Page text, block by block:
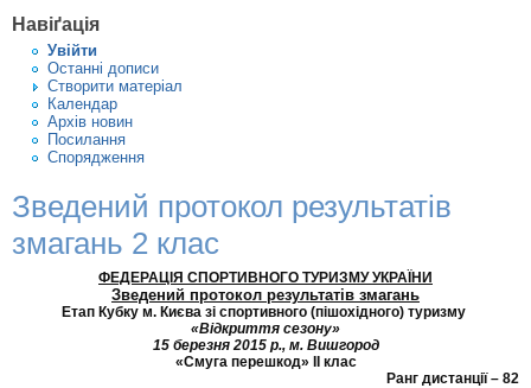
Навіґація
Увiйти
Останні дописи
Створити матерiал
Календар
Архів новин
Посилання
Спорядження
Зведений протокол результатів
змагань 2 клас
ФЕДЕРАЦІЯ СПОРТИВНОГО ТУРИЗМУ УКРАЇНИ
Зведений протокол результатів змагань
Етап Кубку м. Києва зі спортивного (пішохідного) туризму
«Відкриття сезону»
15 березня 2015 р., м. Вишгород
«Смуга перешкод» ІІ клас
Ранг дистанції – 82